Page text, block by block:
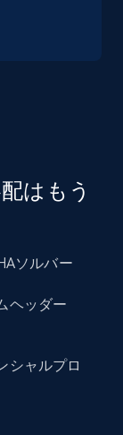
and
アル
はもう
ソルバー
ヘッダー
シャルプロ